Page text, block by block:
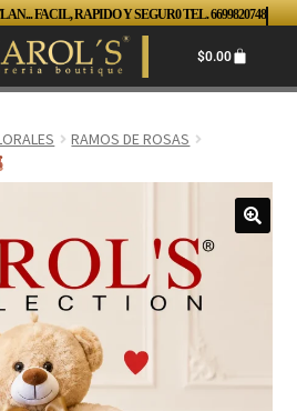
FACIL, RAPIDO Y SEGUR0 TEL. 6699820748
$0.00
RAMOS DE ROSAS